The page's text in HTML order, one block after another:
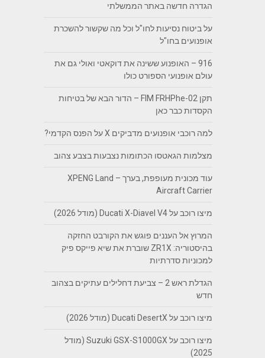
הגדרה חדשה באתר הממשלתי
על ביטוח נסיעות לחו"ל וכל מה שקשור להשכרת
אופנועים בחו"ל
916 – האופנוע ששינה את דוקאטי ואולי גם את
עולם אופנועי הספורט כולו
תקן FIM FRHPhe-02 – הדור הבא של בטיחות
הקסדות כבר כאן
למה רוכבי אופנועים מדביקים X על הפנס הקדמי?
מצלמות הגאטסו הכתומות נצבעות בצבע צהוב
עוד מכונית מעופפת, בערך – XPENG Land
Aircraft Carrier
מיצו רוכב על Ducati X-Diavel V4 (מודל 2026)
המרוץ אל העננים פוגש את הקורבט החזקה
בהיסטוריה: ZR1X שוברת את שיא פייקס פיק
למכוניות סדרתיות
הגדלת ראש 2 – צביעת דחלילים עתיקים בצהוב
חדש
מיצו רוכב על Ducati DesertX (מודל 2026)
מיצו רוכב על Suzuki GSX-S1000GX (מודל
2025)